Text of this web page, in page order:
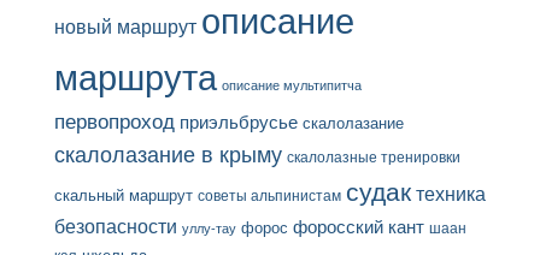
новый маршрут описание
маршрута описание мультипитча
первопроход приэльбрусье скалолазание
скалолазание в крыму скалолазные тренировки
скальный маршрут советы альпинистам судак техника
безопасности уллу-тау форос форосский кант шаан